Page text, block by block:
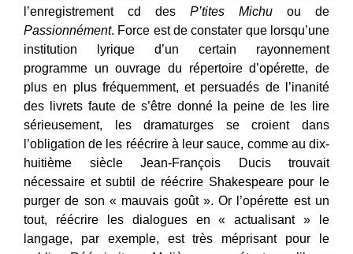
l’enregistrement cd des P’tites Michu ou de
Passionnément. Force est de constater que lorsqu’une
institution lyrique d’un certain rayonnement
programme un ouvrage du répertoire d’opérette, de
plus en plus fréquemment, et persuadés de l’inanité
des livrets faute de s’être donné la peine de les lire
sérieusement, les dramaturges se croient dans
l’obligation de les réécrire à leur sauce, comme au dix-
huitième siècle Jean-François Ducis trouvait
nécessaire et subtil de réécrire Shakespeare pour le
purger de son « mauvais goût ». Or l’opérette est un
tout, réécrire les dialogues en « actualisant » le
langage, par exemple, est très méprisant pour le